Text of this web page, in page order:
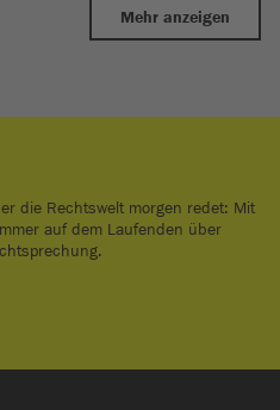
Mehr anzeigen
die Rechtswelt morgen redet: Mit
auf dem Laufenden über